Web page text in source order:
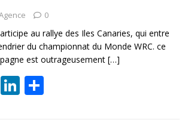
n 0
au rallye des Iles Canaries, qui entre
du championnat du Monde WRC. ce
est outrageusement […]
E Li